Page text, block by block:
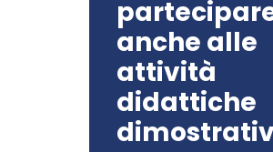
anche alle
attività
didattiche